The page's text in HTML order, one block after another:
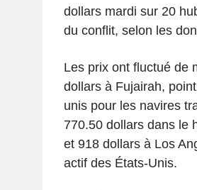
dollars mardi sur 20
du conflit, selon les
Les prix ont fluctué de
dollars à Fujairah,
unis pour les navires
770.50 dollars dans le
et 918 dollars à Los
actif des États-Unis.